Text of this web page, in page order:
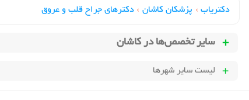
دکتریاب › پزشکان کاشان › دکترهای جراح قلب و عروق
سایر تخصص‌ها در کاشان
لیست سایر شهرها